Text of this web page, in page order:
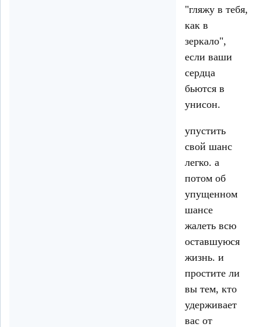
"гляжу в тебя,
как в
зеркало",
если ваши
сердца
бьются в
унисон.
упустить
свой шанс
легко. а
потом об
упущенном
шансе
жалеть всю
оставшуюся
жизнь. и
простите ли
вы тем, кто
удерживает
вас от